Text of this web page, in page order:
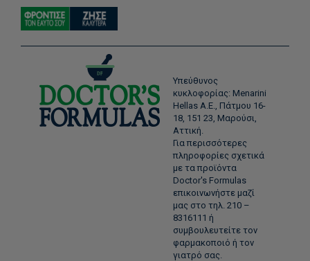
Υπεύθυνος
κυκλοφορίας: Menarini
Hellas Α.Ε., Πάτμου 16-
18, 151 23, Μαρούσι,
Αττική.
Για περισσότερες
πληροφορίες σχετικά
με τα προϊόντα
Doctor's Formulas
επικοινωνήστε μαζί
μας στο τηλ. 210 –
8316111 ή
συμβουλευτείτε τον
φαρμακοποιό ή τον
γιατρό σας.